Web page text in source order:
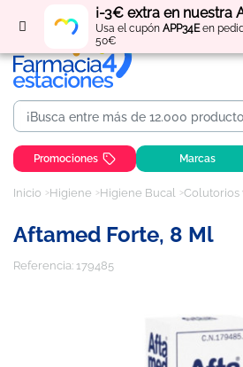
¡-3€ extra en nuestra
Usa el cupón APP34Een
50€
Regístratey obténpuntos
Promociones Marcas
Inicio Higiene Higiene Bucal Colutorios
Aftamed Forte, 8 Ml
Referencia: 179485